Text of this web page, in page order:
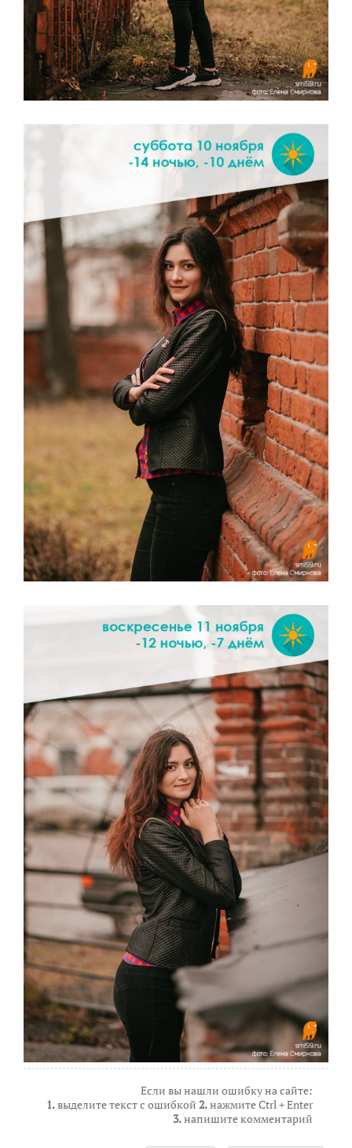
Если вы нашли ошибку на сайте:
1.выделите текст с ошибкой 2.нажмите Ctrl + Enter
3.напишите комментарий